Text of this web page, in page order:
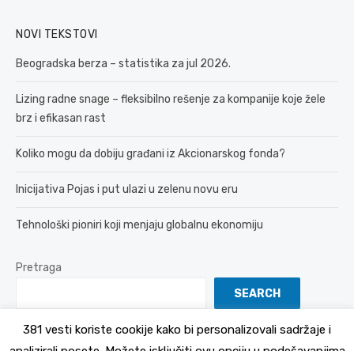
NOVI TEKSTOVI
Beogradska berza – statistika za jul 2026.
Lizing radne snage – fleksibilno rešenje za kompanije koje žele
brz i efikasan rast
Koliko mogu da dobiju građani iz Akcionarskog fonda?
Inicijativa Pojas i put ulazi u zelenu novu eru
Tehnološki pioniri koji menjaju globalnu ekonomiju
Pretraga
SEARCH
381 vesti koriste cookije kako bi personalizovali sadržaje i